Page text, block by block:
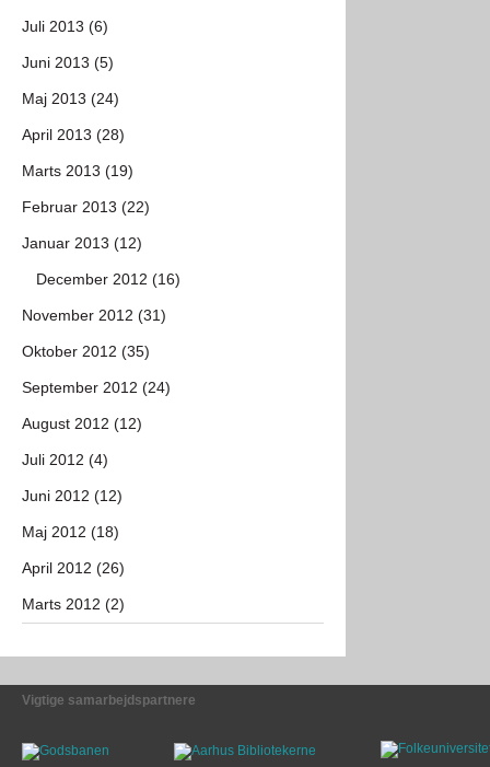
Juli 2013 (6)
Juni 2013 (5)
Maj 2013 (24)
April 2013 (28)
Marts 2013 (19)
Februar 2013 (22)
Januar 2013 (12)
December 2012 (16)
November 2012 (31)
Oktober 2012 (35)
September 2012 (24)
August 2012 (12)
Juli 2012 (4)
Juni 2012 (12)
Maj 2012 (18)
April 2012 (26)
Marts 2012 (2)
Vigtige samarbejdspartnere